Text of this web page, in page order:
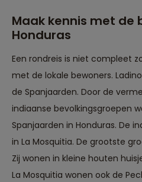
Maak kennis met de
Honduras
Een rondreis is niet compleet
met de lokale bewoners.
de Spanjaarden. Door de
indiaanse bevolkingsgroepen
Spanjaarden in Honduras. De
in La Mosquitia. De grootste
Zij wonen in kleine houten
La Mosquitia wonen ook de